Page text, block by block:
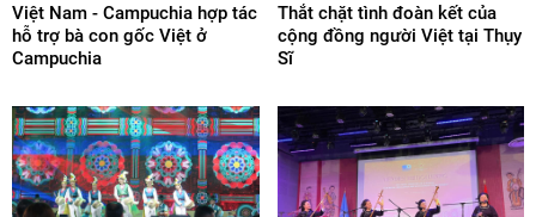
Việt Nam - Campuchia hợp tác
hỗ trợ bà con gốc Việt ở
Campuchia
Thắt chặt tình đoàn kết của
cộng đồng người Việt tại Thụy
Sĩ